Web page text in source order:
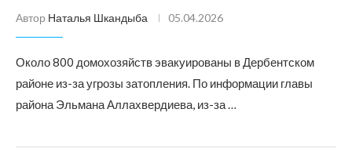
Автор Наталья Шкандыба 05.04.2026
Около 800 домохозяйств эвакуированы в Дербентском
районе из-за угрозы затопления. По информации главы
района Эльмана Аллахвердиева, из-за …